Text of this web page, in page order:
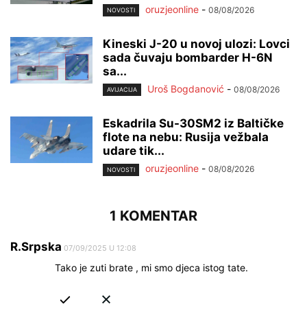
NOVOSTI oruzjeonline - 08/08/2026
Kineski J-20 u novoj ulozi: Lovci
sada čuvaju bombarder H-6N
sa...
AVIJACIJA Uroš Bogdanović - 08/08/2026
Eskadrila Su-30SM2 iz Baltičke
flote na nebu: Rusija vežbala
udare tik...
NOVOSTI oruzjeonline - 08/08/2026
1 KOMENTAR
R.Srpska 07/09/2025 U 12:08
Tako je zuti brate , mi smo djeca istog tate.